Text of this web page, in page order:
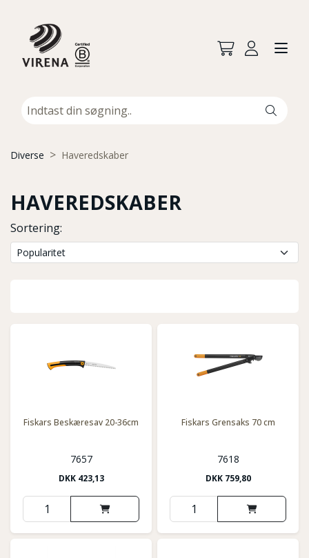
Diverse Haveredskaber
HAVEREDSKABER
Sortering:
Fiskars Beskæresav 20-36cm
7657
DKK 423,13
Fiskars Grensaks 70 cm
7618
DKK 759,80